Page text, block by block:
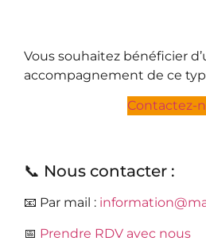
Vous souhaitez bénéficier
accompagnement de ce
Contactez-
📞 Nous contacter :
📧 Par mail :
📅 Prendre RDV avec nous